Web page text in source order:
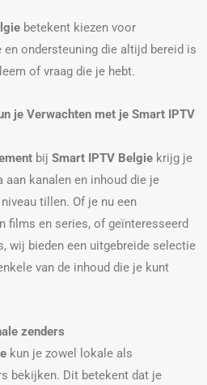
betekent kiezen voor
ondersteuning die altijd bereid is
of vraag die je hebt.
je Verwachten met je Smart IPTV
bij Smart IPTV Belgie krijg je
kanalen en inhoud die je
tillen. Of je nu een
films en series, of geïnteresseerd
wij bieden een uitgebreide selectie
van de inhoud die je kunt
zenders
kun je zowel lokale als
bekijken. Dit betekent dat je